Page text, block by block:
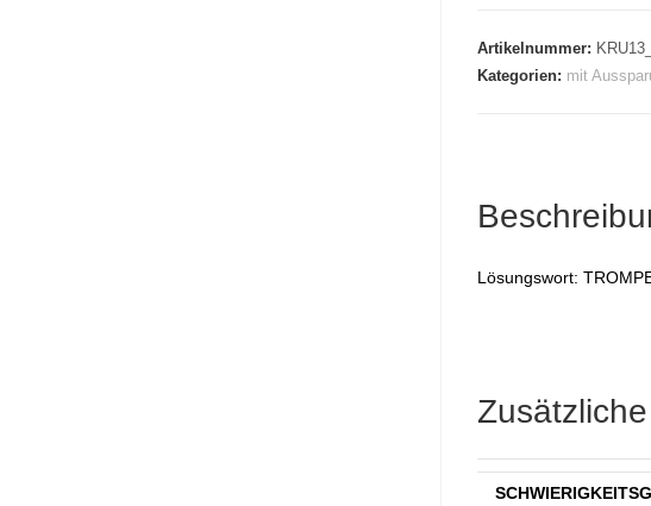
Artikelnummer:
Kategorien: mit
Lösungswort: